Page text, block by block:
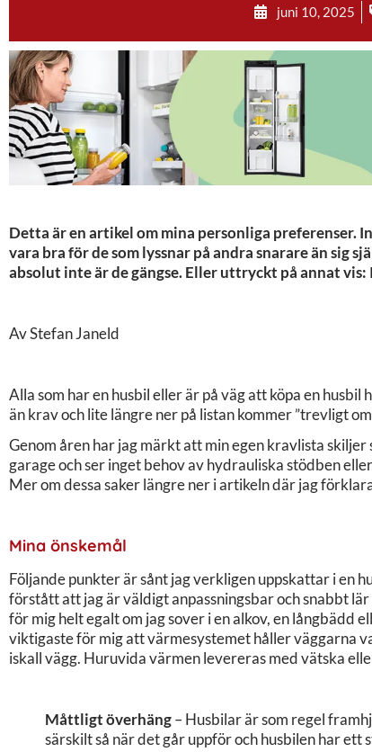
juni 10, 2025
Detta är en artikel om mina personliga preferenser.
vara bra för de som lyssnar på andra snarare än sig
absolut inte är de gängse. Eller uttryckt på annat
Av Stefan Janeld
Alla som har en husbil eller är på väg att köpa en
än krav och lite längre ner på listan kommer ”trevligt om
Genom åren har jag märkt att min egen kravlista
garage och ser inget behov av hydrauliska stödben
Mer om dessa saker längre ner i artikeln där jag
Mina önskemål
Följande punkter är sånt jag verkligen uppskattar i en
förstått att jag är väldigt anpassningsbar och snabbt
för mig helt egalt om jag sover i en alkov, en
viktigaste för mig att värmesystemet håller väggarna
iskall vägg. Huruvida värmen levereras med vätska
Måttligt överhäng– Husbilar är som regel
särskilt så när det går uppför och husbilen har